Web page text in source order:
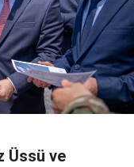
Üssü ve